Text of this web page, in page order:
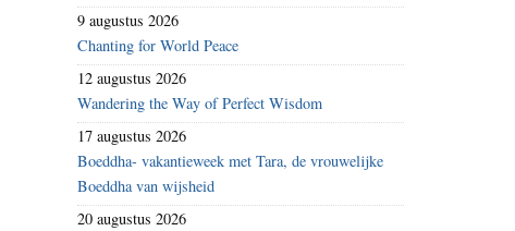
9 augustus 2026
Chanting for World Peace
12 augustus 2026
Wandering the Way of Perfect Wisdom
17 augustus 2026
Boeddha- vakantieweek met Tara, de vrouwelijke
Boeddha van wijsheid
20 augustus 2026